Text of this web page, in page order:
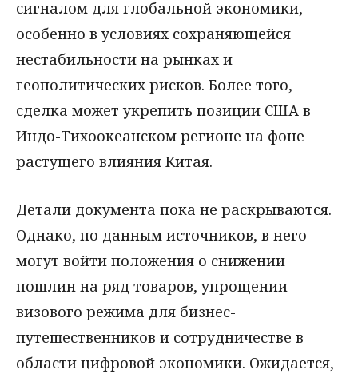
сигналом для глобальной экономики,
особенно в условиях сохраняющейся
нестабильности на рынках и
геополитических рисков. Более того,
сделка может укрепить позиции США в
Индо-Тихоокеанском регионе на фоне
растущего влияния Китая.
Детали документа пока не раскрываются.
Однако, по данным источников, в него
могут войти положения о снижении
пошлин на ряд товаров, упрощении
визового режима для бизнес-
путешественников и сотрудничестве в
области цифровой экономики. Ожидается,